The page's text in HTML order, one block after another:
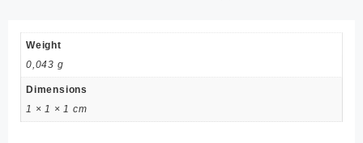
Weight
0,043 g
Dimensions
1 × 1 × 1 cm